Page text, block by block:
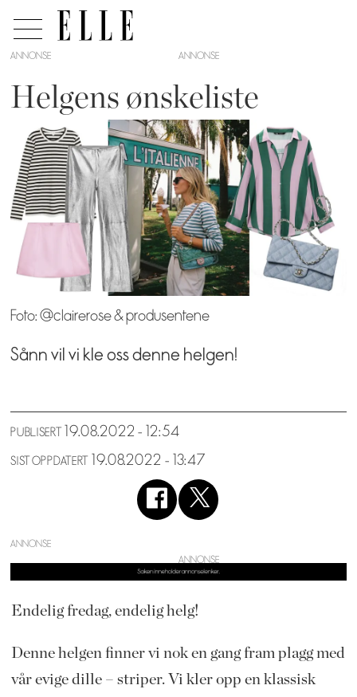
ANNONSE
Helgens ønskeliste
Foto: @clairerose & produsentene
Sånn vil vi kle oss denne helgen!
PUBLISERT 19.08.2022 - 12:54
SIST OPPDATERT 19.08.2022 - 13:47
ANNONSE
Endelig fredag, endelig helg!
Denne helgen finner vi nok en gang fram plagg med
vår evige dille – striper. Vi kler opp en klassisk